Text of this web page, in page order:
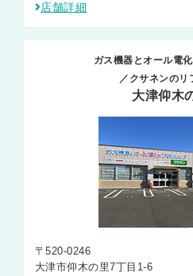
店舗詳細
ガス機器とオール電
／クサネンのリ
大津仰木
〒520-0246
大津市仰木の里7丁目1-6